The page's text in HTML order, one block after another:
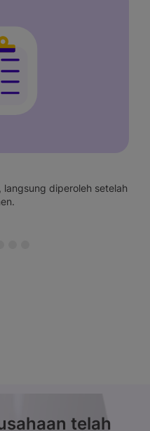
asesmen dengan logo dan
telah